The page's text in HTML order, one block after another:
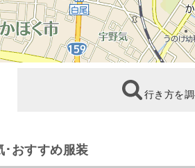
行き方を
･おすすめ服装